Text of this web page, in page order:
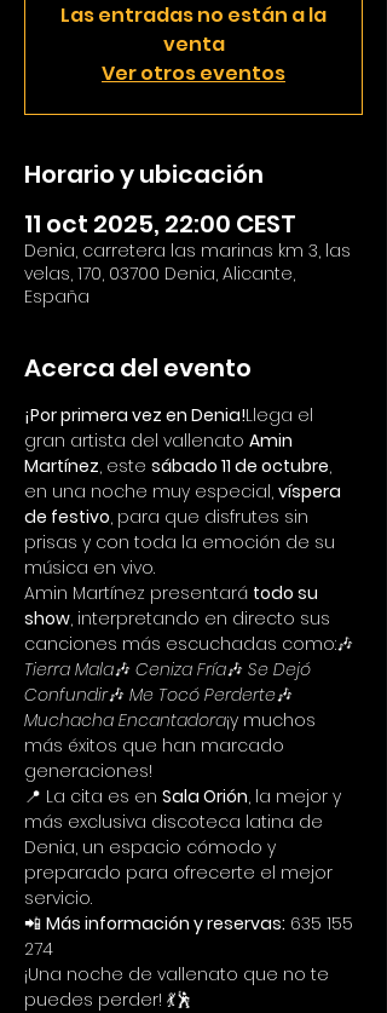
Las entradas no están a la
venta
Ver otros eventos
Horario y ubicación
11 oct 2025, 22:00 CEST
Denia, carretera las marinas km 3, las
velas, 170, 03700 Denia, Alicante,
España
Acerca del evento
¡Por primera vez en Denia!Llega el
gran artista del vallenato Amin
Martínez, este sábado 11 de octubre,
en una noche muy especial, víspera
de festivo, para que disfrutes sin
prisas y con toda la emoción de su
música en vivo.
Amin Martínez presentará todo su
show, interpretando en directo sus
canciones más escuchadas como:🎶
Tierra Mala🎶 Ceniza Fría🎶 Se Dejó
Confundir🎶 Me Tocó Perderte🎶
Muchacha Encantadora¡y muchos
más éxitos que han marcado
generaciones!
📍 La cita es en Sala Orión, la mejor y
más exclusiva discoteca latina de
Denia, un espacio cómodo y
preparado para ofrecerte el mejor
servicio.
📲 Más información y reservas: 635 155
274
¡Una noche de vallenato que no te
puedes perder! 💃🕺